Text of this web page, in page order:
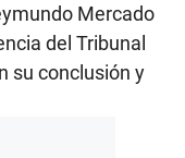
Mercado
del Tribunal
su conclusión y